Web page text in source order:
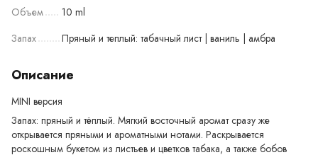
Объем
10 ml
Запах
Пряный и теплый: табачный лист | ваниль | амбра
Описание
MINI версия
Запах: пряный и тёплый. Мягкий восточный аромат сразу же
открывается пряными и ароматными нотами. Раскрывается
роскошным букетом из листьев и цветков табака, а также бобов